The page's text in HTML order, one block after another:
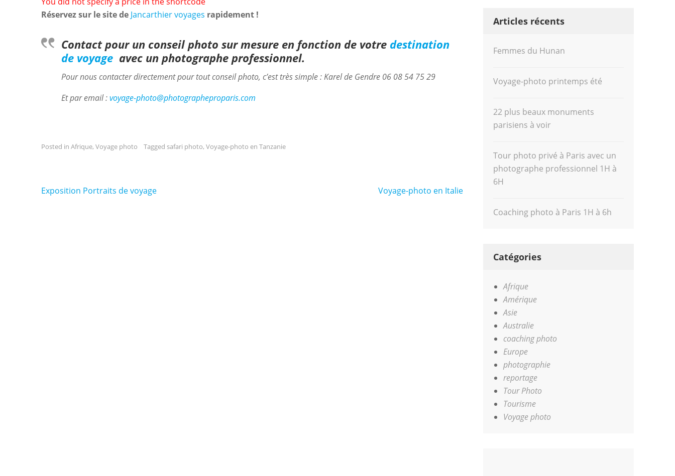
Réservez sur le site de Jancarthier voyages rapidement !
Contact pour un conseil photo sur mesure en fonction de votre destination
de voyage avec un photographe professionnel.
Pour nous contacter directement pour tout conseil photo, c’est très simple : Karel de Gendre 06 08 54 75 29
Et par email :voyage-photo@photographeproparis.com
Posted in Afrique, Voyage photo Tagged safari photo, Voyage-photo en Tanzanie
Navigation
Exposition Portraits de voyage Voyage-photo en Italie
Articles récents
Femmes du Hunan
Voyage-photo printemps été
22 plus beaux monuments
parisiens à voir
Tour photo privé à Paris avec un
photographe professionnel 1H à
6H
Coaching photo à Paris 1H à 6h
Catégories
Afrique
Amérique
Asie
Australie
coaching photo
Europe
photographie
reportage
Tour Photo
Tourisme
Voyage photo